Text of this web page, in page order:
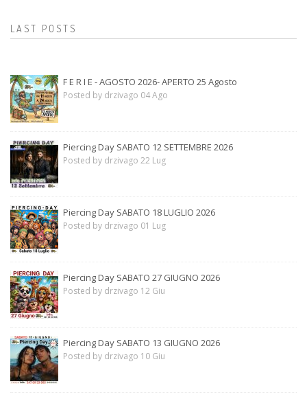
LAST POSTS
F E R I E - AGOSTO 2026- APERTO 25 Agosto
Posted by drzivago 04 Ago
Piercing Day SABATO 12 SETTEMBRE 2026
Posted by drzivago 22 Lug
Piercing Day SABATO 18 LUGLIO 2026
Posted by drzivago 01 Lug
Piercing Day SABATO 27 GIUGNO 2026
Posted by drzivago 12 Giu
Piercing Day SABATO 13 GIUGNO 2026
Posted by drzivago 10 Giu